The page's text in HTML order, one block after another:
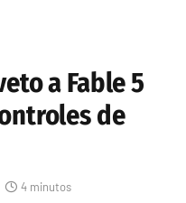
a Fable 5
de
4 minutos